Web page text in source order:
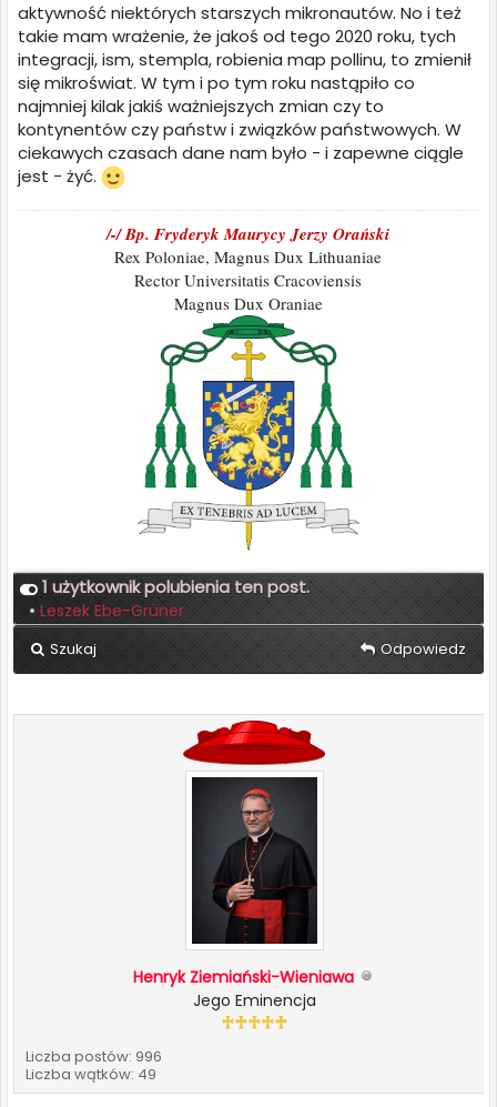
aktywność niektórych starszych mikronautów. No i też
takie mam wrażenie, że jakoś od tego 2020 roku, tych
integracji, ism, stempla, robienia map pollinu, to zmienił
się mikroświat. W tym i po tym roku nastąpiło co
najmniej kilak jakiś ważniejszych zmian czy to
kontynentów czy państw i związków państwowych. W
ciekawych czasach dane nam było - i zapewne ciągle
jest - żyć.
/-/ Bp. Fryderyk Maurycy Jerzy Orański
Rex Poloniae, Magnus Dux Lithuaniae
Rector Universitatis Cracoviensis
Magnus Dux Oraniae
1 użytkownik polubienia ten post.
• Leszek Ebe-Grüner
Szukaj Odpowiedz
Henryk Ziemiański-Wieniawa
Jego Eminencja
Liczba postów: 996
Liczba wątków: 49